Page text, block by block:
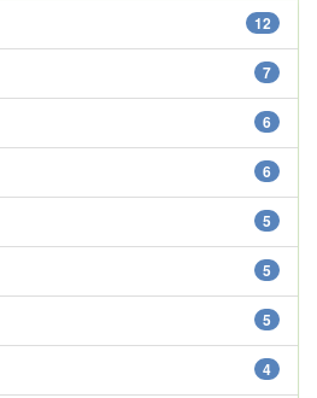
12
7
6
6
5
5
5
4